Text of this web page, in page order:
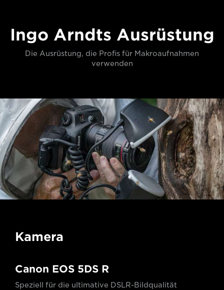
Ingo Arndts Ausrüstung
Die Ausrüstung, die Profis für Makroaufnahmen
verwenden
Kamera
Canon EOS 5DS R
Speziell für die ultimative DSLR-Bildqualität